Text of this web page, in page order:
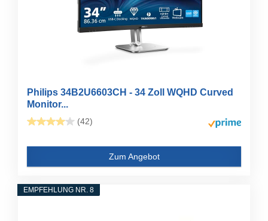
Philips 34B2U6603CH - 34 Zoll WQHD Curved
Monitor...
(42)
Zum Angebot
EMPFEHLUNG NR. 8